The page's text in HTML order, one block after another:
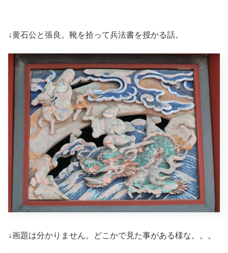
↓黄石公と張良。靴を拾って兵法書を授かる話。
↓画題は分かりません。どこかで見た事がある様な。。。